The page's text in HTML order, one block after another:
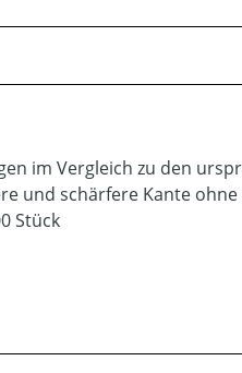
im Vergleich zu den
und schärfere Kante
Stück